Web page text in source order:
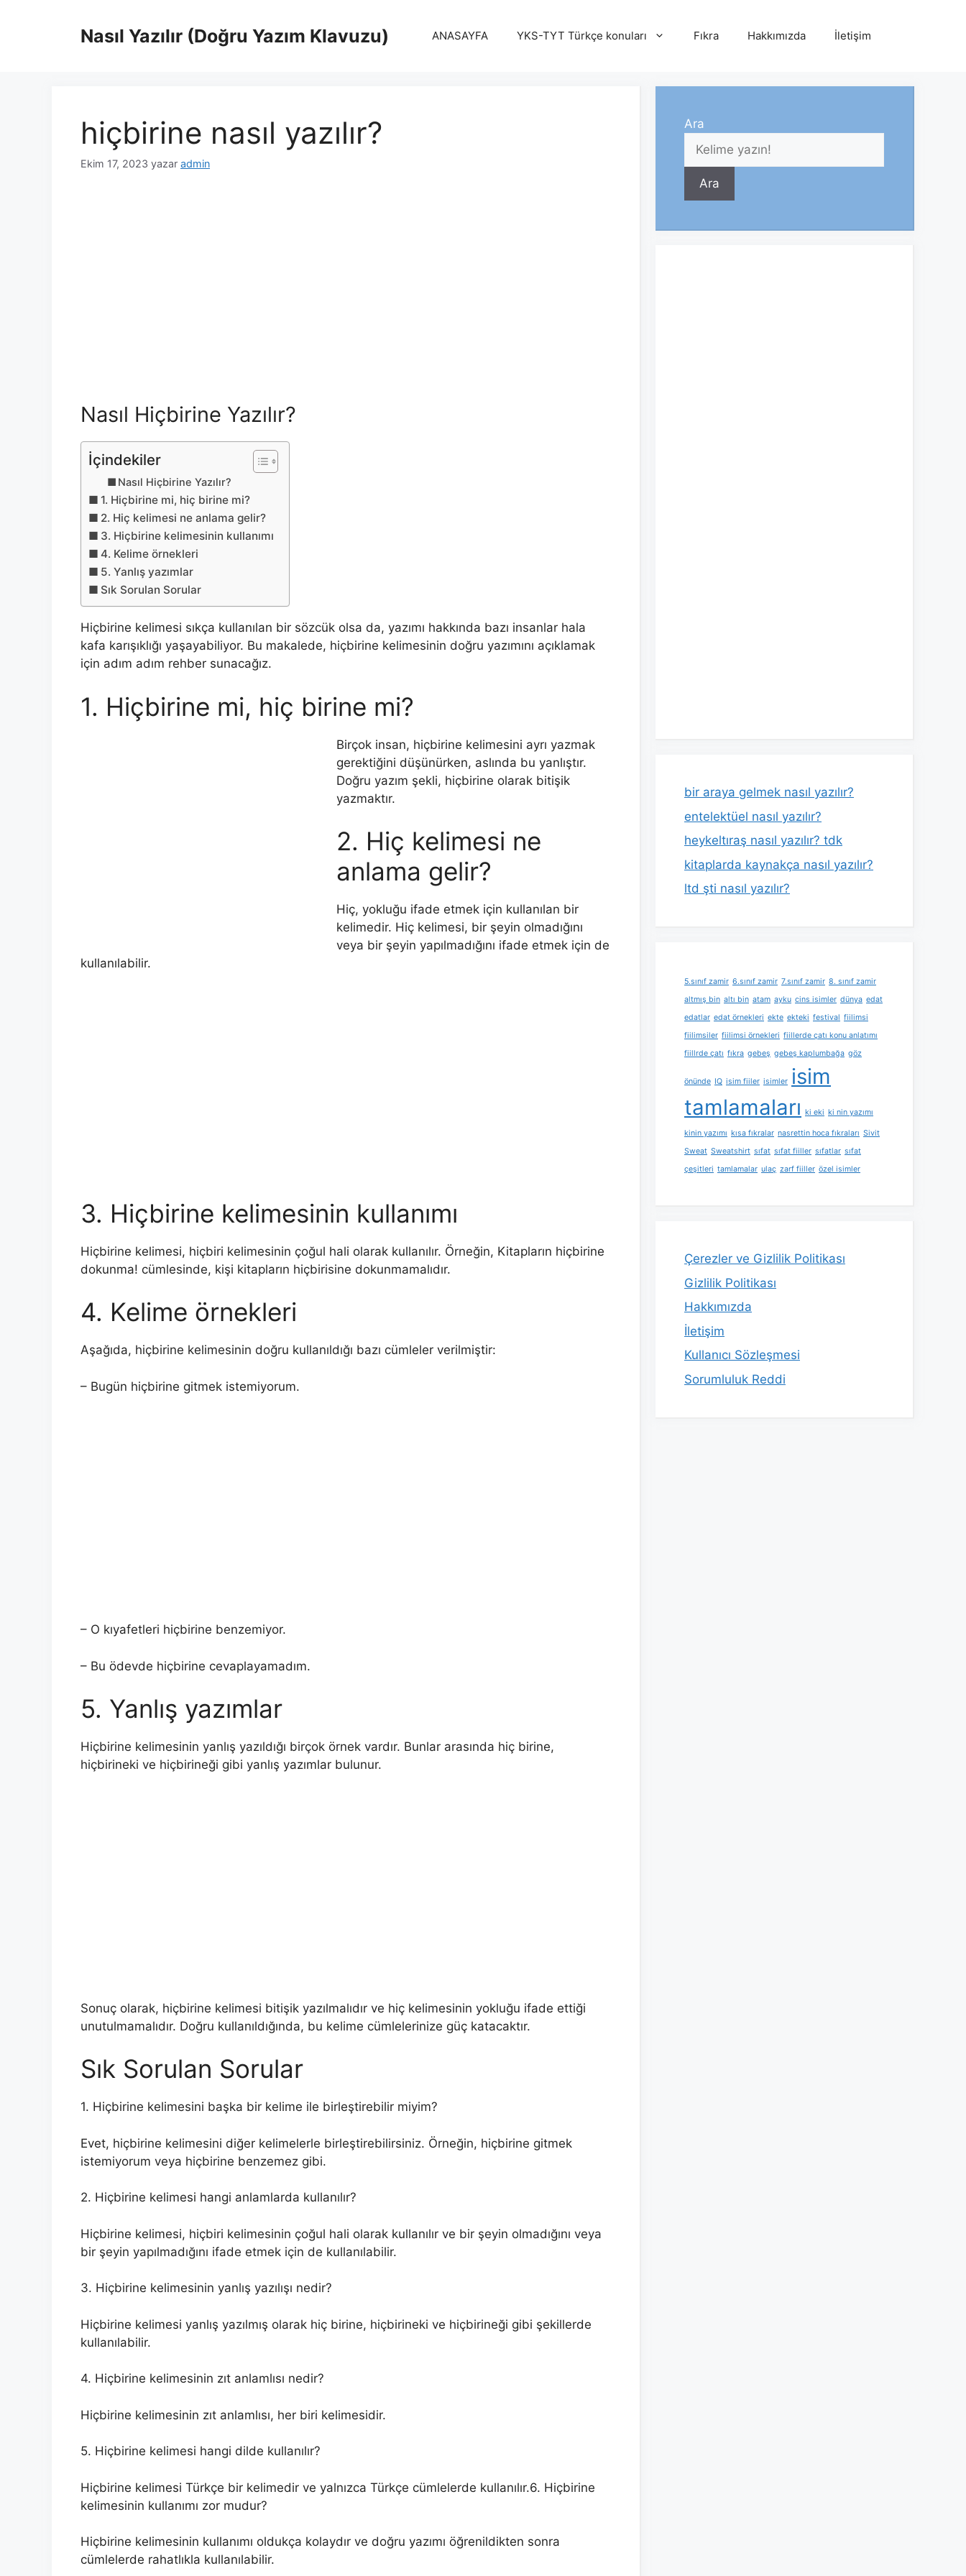
Nasıl Yazılır (Doğru Yazım Klavuzu) ANASAYFA YKS-TYT Türkçe konuları Fıkra Hakkımızda İletişim
hiçbirine nasıl yazılır?
Ekim 17, 2023 yazar admin
Nasıl Hiçbirine Yazılır?
İçindekiler
Nasıl Hiçbirine Yazılır?
1. Hiçbirine mi, hiç birine mi?
2. Hiç kelimesi ne anlama gelir?
3. Hiçbirine kelimesinin kullanımı
4. Kelime örnekleri
5. Yanlış yazımlar
Sık Sorulan Sorular
Hiçbirine kelimesi sıkça kullanılan bir sözcük olsa da, yazımı hakkında bazı insanlar hala
kafa karışıklığı yaşayabiliyor. Bu makalede, hiçbirine kelimesinin doğru yazımını açıklamak
için adım adım rehber sunacağız.
1. Hiçbirine mi, hiç birine mi?
Birçok insan, hiçbirine kelimesini ayrı yazmak
gerektiğini düşünürken, aslında bu yanlıştır.
Doğru yazım şekli, hiçbirine olarak bitişik
yazmaktır.
2. Hiç kelimesi ne
anlama gelir?
Hiç, yokluğu ifade etmek için kullanılan bir
kelimedir. Hiç kelimesi, bir şeyin olmadığını
veya bir şeyin yapılmadığını ifade etmek için de
kullanılabilir.
3. Hiçbirine kelimesinin kullanımı
Hiçbirine kelimesi, hiçbiri kelimesinin çoğul hali olarak kullanılır. Örneğin, Kitapların hiçbirine
dokunma! cümlesinde, kişi kitapların hiçbirisine dokunmamalıdır.
4. Kelime örnekleri
Aşağıda, hiçbirine kelimesinin doğru kullanıldığı bazı cümleler verilmiştir:
– Bugün hiçbirine gitmek istemiyorum.
– O kıyafetleri hiçbirine benzemiyor.
– Bu ödevde hiçbirine cevaplayamadım.
5. Yanlış yazımlar
Hiçbirine kelimesinin yanlış yazıldığı birçok örnek vardır. Bunlar arasında hiç birine,
hiçbirineki ve hiçbirineği gibi yanlış yazımlar bulunur.
Sonuç olarak, hiçbirine kelimesi bitişik yazılmalıdır ve hiç kelimesinin yokluğu ifade ettiği
unutulmamalıdır. Doğru kullanıldığında, bu kelime cümlelerinize güç katacaktır.
Sık Sorulan Sorular
1. Hiçbirine kelimesini başka bir kelime ile birleştirebilir miyim?
Evet, hiçbirine kelimesini diğer kelimelerle birleştirebilirsiniz. Örneğin, hiçbirine gitmek
istemiyorum veya hiçbirine benzemez gibi.
2. Hiçbirine kelimesi hangi anlamlarda kullanılır?
Hiçbirine kelimesi, hiçbiri kelimesinin çoğul hali olarak kullanılır ve bir şeyin olmadığını veya
bir şeyin yapılmadığını ifade etmek için de kullanılabilir.
3. Hiçbirine kelimesinin yanlış yazılışı nedir?
Hiçbirine kelimesi yanlış yazılmış olarak hiç birine, hiçbirineki ve hiçbirineği gibi şekillerde
kullanılabilir.
4. Hiçbirine kelimesinin zıt anlamlısı nedir?
Hiçbirine kelimesinin zıt anlamlısı, her biri kelimesidir.
5. Hiçbirine kelimesi hangi dilde kullanılır?
Hiçbirine kelimesi Türkçe bir kelimedir ve yalnızca Türkçe cümlelerde kullanılır.6. Hiçbirine
kelimesinin kullanımı zor mudur?
Hiçbirine kelimesinin kullanımı oldukça kolaydır ve doğru yazımı öğrenildikten sonra
cümlelerde rahatlıkla kullanılabilir.
Ara
Ara
bir araya gelmek nasıl yazılır?
entelektüel nasıl yazılır?
heykeltıraş nasıl yazılır? tdk
kitaplarda kaynakça nasıl yazılır?
ltd şti nasıl yazılır?
5.sınıf zamir 6.sınıf zamir 7.sınıf zamir 8. sınıf zamir
altmış bin altı bin atam ayku cins isimler dünya edat
edatlar edat örnekleri ekte ekteki festival fiilimsi
fiilimsiler fiilimsi örnekleri fiillerde çatı konu anlatımı
fiillrde çatı fıkra gebeş gebeş kaplumbağa göz
önünde IQ isim fiiler isimler isim
tamlamaları ki eki ki nin yazımı
kinin yazımı kısa fıkralar nasrettin hoca fıkraları Sivit
Sweat Sweatshirt sıfat sıfat fiiller sıfatlar sıfat
çeşitleri tamlamalar ulaç zarf fiiller özel isimler
Çerezler ve Gizlilik Politikası
Gizlilik Politikası
Hakkımızda
İletişim
Kullanıcı Sözleşmesi
Sorumluluk Reddi